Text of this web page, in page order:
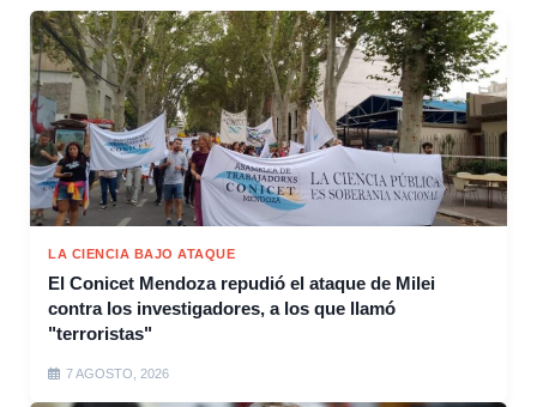
LA CIENCIA BAJO ATAQUE
El Conicet Mendoza repudió el ataque de Milei
contra los investigadores, a los que llamó
"terroristas"
7 AGOSTO, 2026